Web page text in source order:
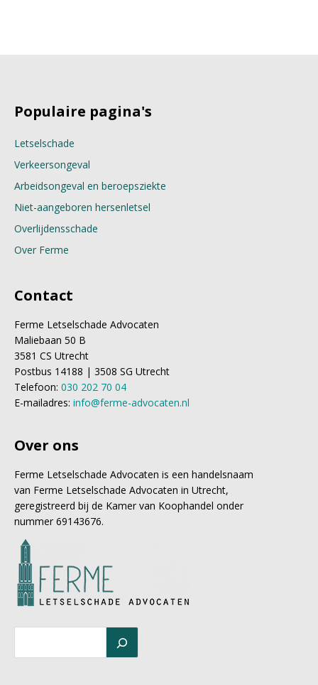
Populaire pagina's
Letselschade
Verkeersongeval
Arbeidsongeval en beroepsziekte
Niet-aangeboren hersenletsel
Overlijdensschade
Over Ferme
Contact
Ferme Letselschade Advocaten
Maliebaan 50 B
3581 CS Utrecht
Postbus 14188 | 3508 SG Utrecht
Telefoon: 030 202 70 04
E-mailadres: info@ferme-advocaten.nl
Over ons
Ferme Letselschade Advocaten is een handelsnaam
van Ferme Letselschade Advocaten in Utrecht,
geregistreerd bij de Kamer van Koophandel onder
nummer 69143676.